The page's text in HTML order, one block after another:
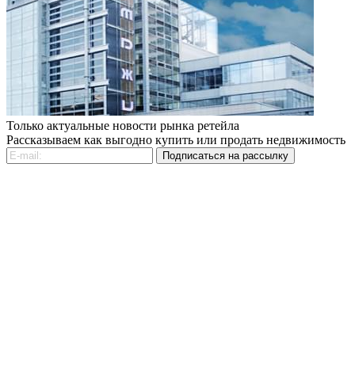
Только актуальные новости рынка ретейла
Рассказываем как выгодно купить или продать недвижимость